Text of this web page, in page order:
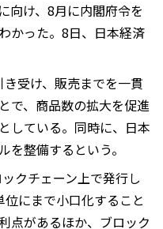
向け、8月に内閣府令を
かった。8日、日本経済
受け、販売までを一貫
で、商品数の拡大を促進
している。同時に、日本
を整備するという。
クチェーン上で発行し
にまで小口化すること
点があるほか、ブロック